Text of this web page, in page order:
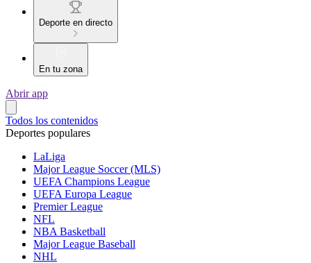
Deporte en directo
En tu zona
Abrir app
Todos los contenidos
Deportes populares
LaLiga
Major League Soccer (MLS)
UEFA Champions League
UEFA Europa League
Premier League
NFL
NBA Basketball
Major League Baseball
NHL